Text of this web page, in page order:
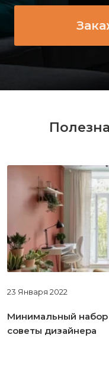
23 Января 2022
Минимальный
советы дизайнера